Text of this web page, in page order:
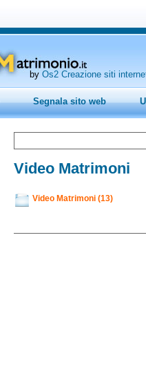
by Os2 Creazione siti
Segnala sito web
Video Matrimoni
Video Matrimoni (13)